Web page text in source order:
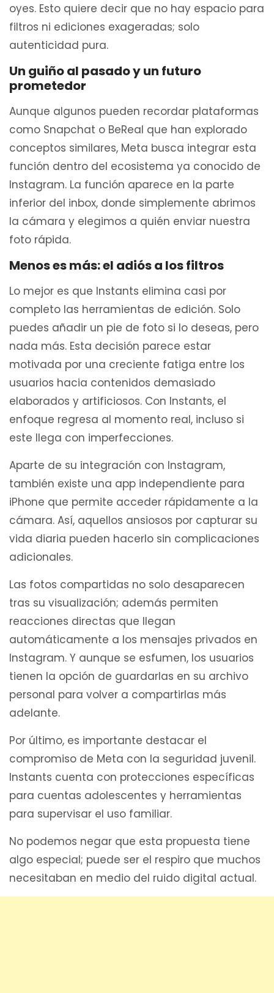
oyes. Esto quiere decir que no hay espacio para
filtros ni ediciones exageradas; solo
autenticidad pura.
Un guiño al pasado y un futuro
prometedor
Aunque algunos pueden recordar plataformas
como Snapchat o BeReal que han explorado
conceptos similares, Meta busca integrar esta
función dentro del ecosistema ya conocido de
Instagram. La función aparece en la parte
inferior del inbox, donde simplemente abrimos
la cámara y elegimos a quién enviar nuestra
foto rápida.
Menos es más: el adiós a los filtros
Lo mejor es que Instants elimina casi por
completo las herramientas de edición. Solo
puedes añadir un pie de foto si lo deseas, pero
nada más. Esta decisión parece estar
motivada por una creciente fatiga entre los
usuarios hacia contenidos demasiado
elaborados y artificiosos. Con Instants, el
enfoque regresa al momento real, incluso si
este llega con imperfecciones.
Aparte de su integración con Instagram,
también existe una app independiente para
iPhone que permite acceder rápidamente a la
cámara. Así, aquellos ansiosos por capturar su
vida diaria pueden hacerlo sin complicaciones
adicionales.
Las fotos compartidas no solo desaparecen
tras su visualización; además permiten
reacciones directas que llegan
automáticamente a los mensajes privados en
Instagram. Y aunque se esfumen, los usuarios
tienen la opción de guardarlas en su archivo
personal para volver a compartirlas más
adelante.
Por último, es importante destacar el
compromiso de Meta con la seguridad juvenil.
Instants cuenta con protecciones específicas
para cuentas adolescentes y herramientas
para supervisar el uso familiar.
No podemos negar que esta propuesta tiene
algo especial; puede ser el respiro que muchos
necesitaban en medio del ruido digital actual.